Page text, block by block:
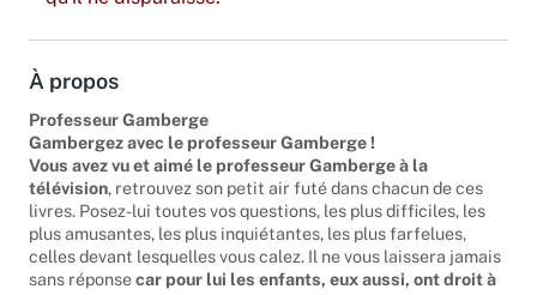
qu'il ne disparaisse.
À propos
Professeur Gamberge
Gambergez avec le professeur Gamberge !
Vous avez vu et aimé le professeur Gamberge à la
télévision, retrouvez son petit air futé dans chacun de ces
livres. Posez-lui toutes vos questions, les plus difficiles, les
plus amusantes, les plus inquiétantes, les plus farfelues,
celles devant lesquelles vous calez. Il ne vous laissera jamais